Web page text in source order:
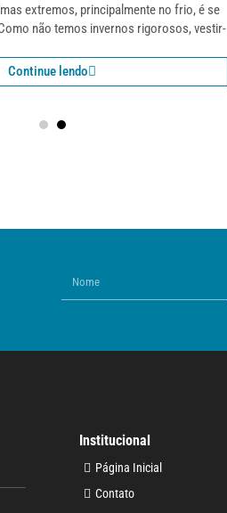
extremos, principalmente no frio, é se
não temos invernos rigorosos, vestir-
Continue lendo
Institucional
Página Inicial
Contato